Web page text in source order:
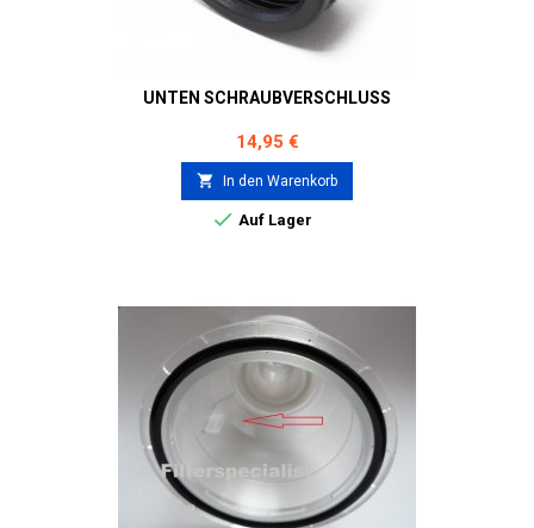
UNTEN SCHRAUBVERSCHLUSS
Preis
14,95 €
 In den Warenkorb
 Auf Lager